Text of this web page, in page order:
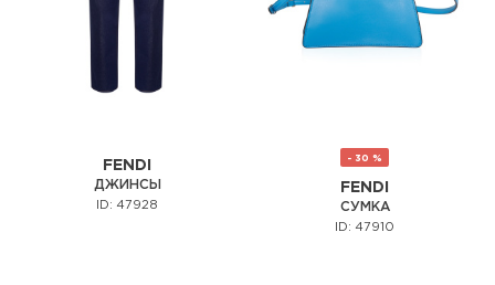
FENDI
ДЖИНСЫ
ID: 47928
- 30 %
FENDI
СУМКА
ID: 47910